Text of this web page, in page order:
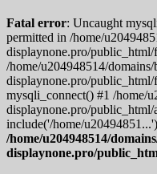
Fatal error: Uncaught
permitted in /home/
displaynone.pro/public_html/
/home/u204948514/domains/
displaynone.pro/public_html/
mysqli_connect() #1 /home/
displaynone.pro/public_html/
include('/home/
/home/u204948514/
displaynone.pro/